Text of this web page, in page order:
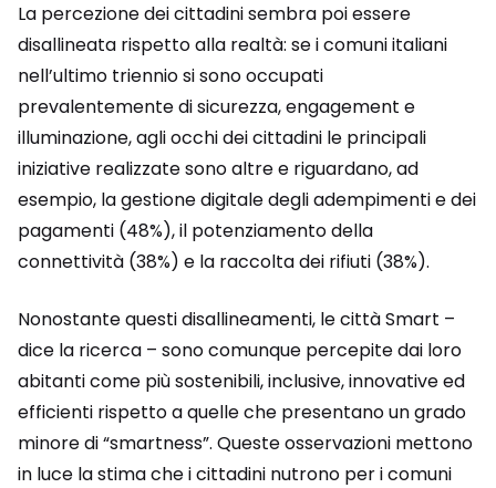
La percezione dei cittadini sembra poi essere
disallineata rispetto alla realtà: se i comuni italiani
nell’ultimo triennio si sono occupati
prevalentemente di sicurezza, engagement e
illuminazione, agli occhi dei cittadini le principali
iniziative realizzate sono altre e riguardano, ad
esempio, la gestione digitale degli adempimenti e dei
pagamenti (48%), il potenziamento della
connettività (38%) e la raccolta dei rifiuti (38%).
Nonostante questi disallineamenti, le città Smart –
dice la ricerca – sono comunque percepite dai loro
abitanti come più sostenibili, inclusive, innovative ed
efficienti rispetto a quelle che presentano un grado
minore di “smartness”. Queste osservazioni mettono
in luce la stima che i cittadini nutrono per i comuni